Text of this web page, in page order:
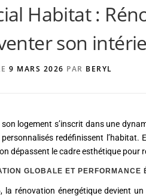
Habitat :
son
9 MARS 2026 PAR BERYL
son logement s’inscrit dans une
personnalisés redéfinissent
dépassent le cadre esthétique pour
GLOBALE ET PERFORMANCE
la rénovation énergétique devient